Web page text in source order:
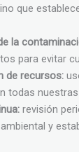
que
la
para evitar
de recursos:
todas
revisión
y